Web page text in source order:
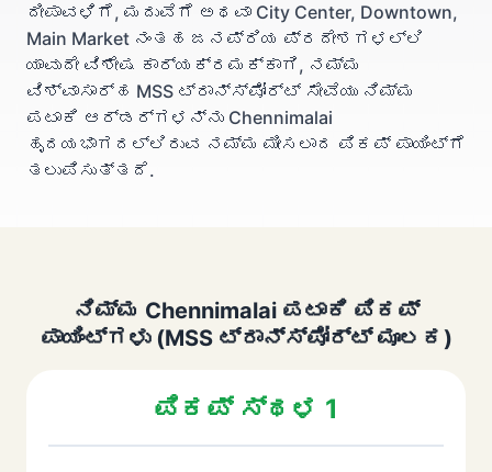
ದೀಪಾವಳಿಗೆ, ಮದುವೆಗೆ ಅಥವಾ City Center, Downtown,
Main Market ನಂತಹ ಜನಪ್ರಿಯ ಪ್ರದೇಶಗಳಲ್ಲಿ
ಯಾವುದೇ ವಿಶೇಷ ಕಾರ್ಯಕ್ರಮಕ್ಕಾಗಿ, ನಮ್ಮ
ವಿಶ್ವಾಸಾರ್ಹ MSS ಟ್ರಾನ್ಸ್‌ಪೋರ್ಟ್ ಸೇವೆಯು ನಿಮ್ಮ
ಪಟಾಕಿ ಆರ್ಡರ್‌ಗಳನ್ನು Chennimalai
ಹೃದಯಭಾಗದಲ್ಲಿರುವ ನಮ್ಮ ಮೀಸಲಾದ ಪಿಕಪ್ ಪಾಯಿಂಟ್‌ಗೆ
ತಲುಪಿಸುತ್ತದೆ.
ನಿಮ್ಮ Chennimalai ಪಟಾಕಿ ಪಿಕಪ್
ಪಾಯಿಂಟ್‌ಗಳು (MSS ಟ್ರಾನ್ಸ್‌ಪೋರ್ಟ್ ಮೂಲಕ)
ಪಿಕಪ್ ಸ್ಥಳ 1